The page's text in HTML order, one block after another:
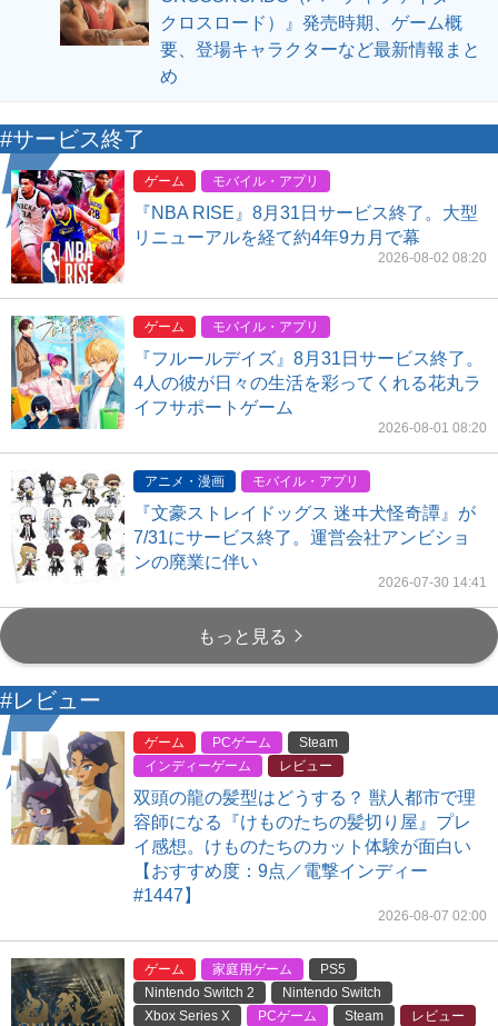
クロスロード）』発売時期、ゲーム概
要、登場キャラクターなど最新情報まと
め
#サービス終了
ゲーム モバイル・アプリ
『NBA RISE』8月31日サービス終了。大型
リニューアルを経て約4年9カ月で幕
2026-08-02 08:20
ゲーム モバイル・アプリ
『フルールデイズ』8月31日サービス終了。
4人の彼が日々の生活を彩ってくれる花丸ラ
イフサポートゲーム
2026-08-01 08:20
アニメ・漫画 モバイル・アプリ
『文豪ストレイドッグス 迷ヰ犬怪奇譚』が
7/31にサービス終了。運営会社アンビショ
ンの廃業に伴い
2026-07-30 14:41
もっと見る
#レビュー
ゲーム PCゲーム
Steam
インディーゲーム
レビュー
双頭の龍の髪型はどうする？ 獣人都市で理
容師になる『けものたちの髪切り屋』プレ
イ感想。けものたちのカット体験が面白い
【おすすめ度：9点／電撃インディー
#1447】
2026-08-07 02:00
ゲーム 家庭用ゲーム
PS5
Nintendo Switch 2
Nintendo Switch
Xbox Series X
PCゲーム Steam レビュー